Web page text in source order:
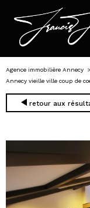
Agence immobilière Annecy
Annecy vieille ville coup de
retour aux